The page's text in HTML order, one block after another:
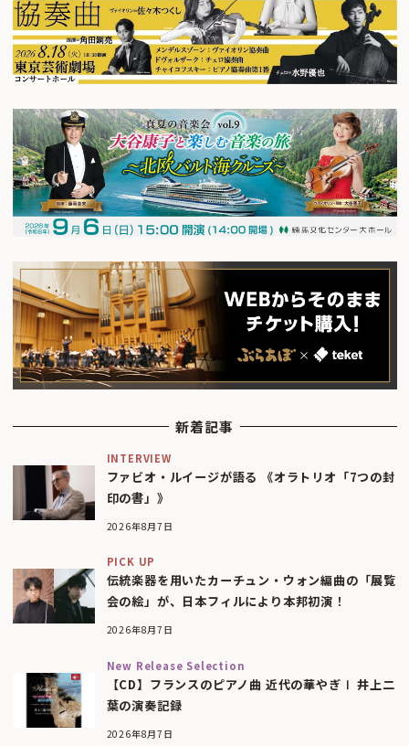
新着記事
INTERVIEW
ファビオ・ルイージが語る 《オラトリオ「7つの封
印の書」》
2026年8月7日
PICK UP
伝統楽器を用いたカーチュン・ウォン編曲の「展覧
会の絵」が、日本フィルにより本邦初演！
2026年8月7日
New Release Selection
【CD】フランスのピアノ曲 近代の華やぎⅠ 井上二
葉の演奏記録
2026年8月7日